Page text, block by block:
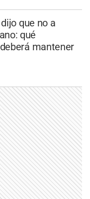
que no a
qué
mantener